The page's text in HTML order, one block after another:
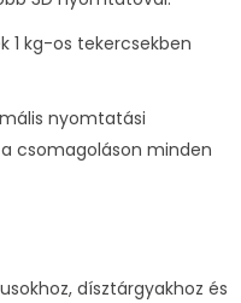
1 kg-os tekercsekben
nyomtatási
csomagoláson minden
dísztárgyakhoz és